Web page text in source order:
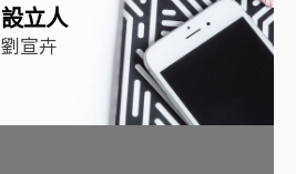
設立人
劉宣卉